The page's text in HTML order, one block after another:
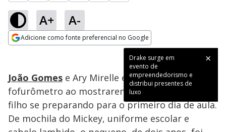
A+ A-
Adicione como fonte preferencial no Google
Drake surge em
evento de
empreendedorismo e
distribui presentes de
luxo
Ativar
100.00%
João Gomes e Ary Mirelle explodiram o
fofurômetro ao mostrarem nas redes sociais o
filho se preparando para o primeiro dia de aula.
De mochila do Mickey, uniforme escolar e